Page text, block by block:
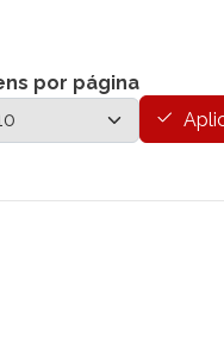
por página